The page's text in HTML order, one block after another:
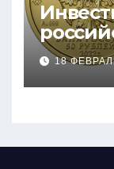
18